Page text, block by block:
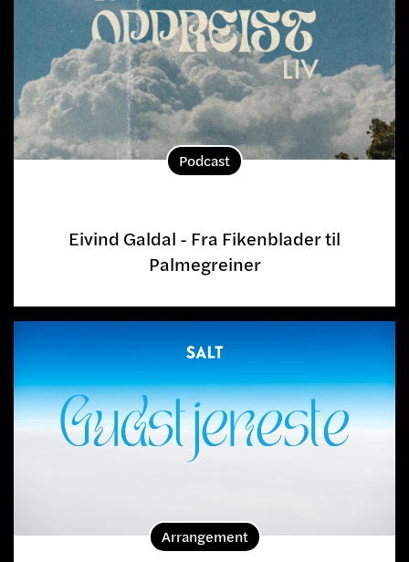
Podcast
Eivind Galdal - Fra Fikenblader til
Palmegreiner
Arrangement